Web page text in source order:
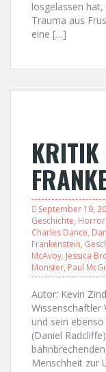
losgelassen
Trauma aus
eine […]
September 19,
Geschichte, Horror
Charles Dance,
Frankenstein,
McAvoy, Jessica
Monster, Paul
Autor: Kevin
Wissenschaftler
und sein
(Daniel
Menschheit zur